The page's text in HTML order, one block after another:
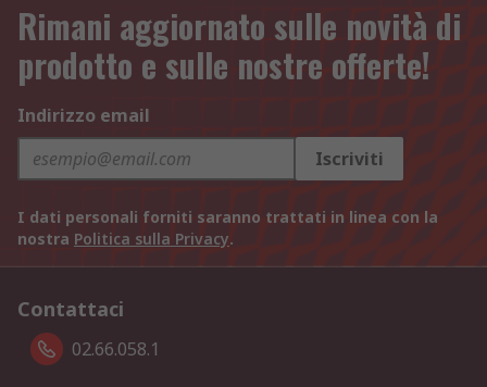
Rimani aggiornato sulle novità di
prodotto e sulle nostre offerte!
Indirizzo email
Iscriviti
I dati personali forniti saranno trattati in linea con la
nostra Politica sulla Privacy.
Contattaci
02.66.058.1